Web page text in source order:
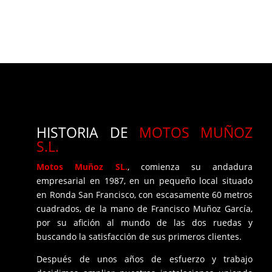
HISTORIA DE MOTOS MUÑOZ
S.L.
Motos Muñoz SL., comienza su andadura
empresarial en 1987, en un pequeño local situado
en Ronda San Francisco, con escasamente 60 metros
cuadrados, de la mano de Francisco Muñoz García,
por su afición al mundo de las dos ruedas y
buscando la satisfacción de sus primeros clientes.
Después de unos años de esfuerzo y trabajo